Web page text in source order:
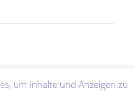
um Inhalte und Anzeigen zu